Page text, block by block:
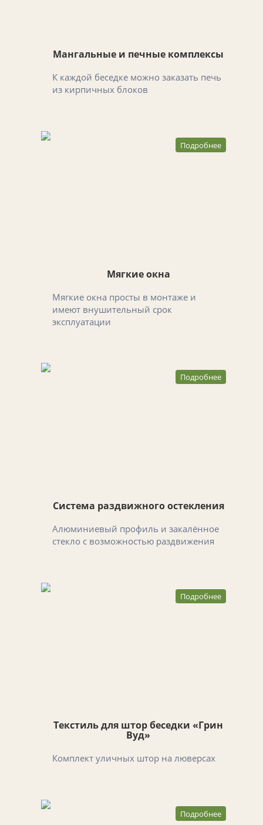
Мангальные и печные комплексы
К каждой беседке можно заказать печь
из кирпичных блоков
Подробнее
Мягкие окна
Мягкие окна просты в монтаже и
имеют внушительный срок
эксплуатации
Подробнее
Система раздвижного остекления
Алюминиевый профиль и закалённое
стекло с возможностью раздвижения
Подробнее
Текстиль для штор беседки «Грин
Вуд»
Комплект уличных штор на люверсах
Подробнее